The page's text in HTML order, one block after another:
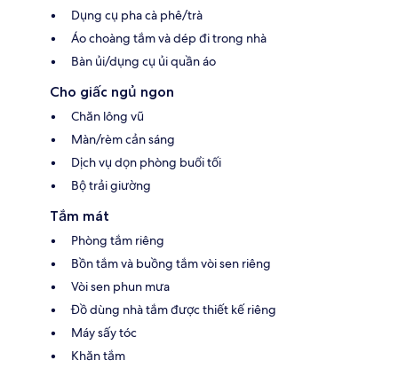
Dụng cụ pha cà phê/trà
Áo choàng tắm và dép đi trong nhà
Bàn ủi/dụng cụ ủi quần áo
Cho giấc ngủ ngon
Chăn lông vũ
Màn/rèm cản sáng
Dịch vụ dọn phòng buổi tối
Bộ trải giường
Tắm mát
Phòng tắm riêng
Bồn tắm và buồng tắm vòi sen riêng
Vòi sen phun mưa
Đồ dùng nhà tắm được thiết kế riêng
Máy sấy tóc
Khăn tắm